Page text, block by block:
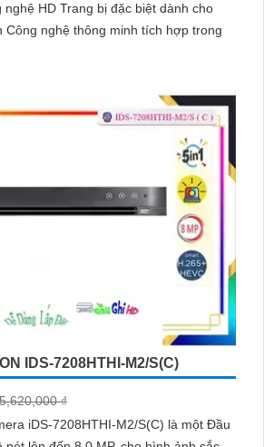
HD Trang bị đặc biệt dành cho
Công nghệ thông minh tích hợp trong
IDS-7208HTHI-M2/S(C)
₫
iDS-7208HTHI-M2/S(C) là một Đầu